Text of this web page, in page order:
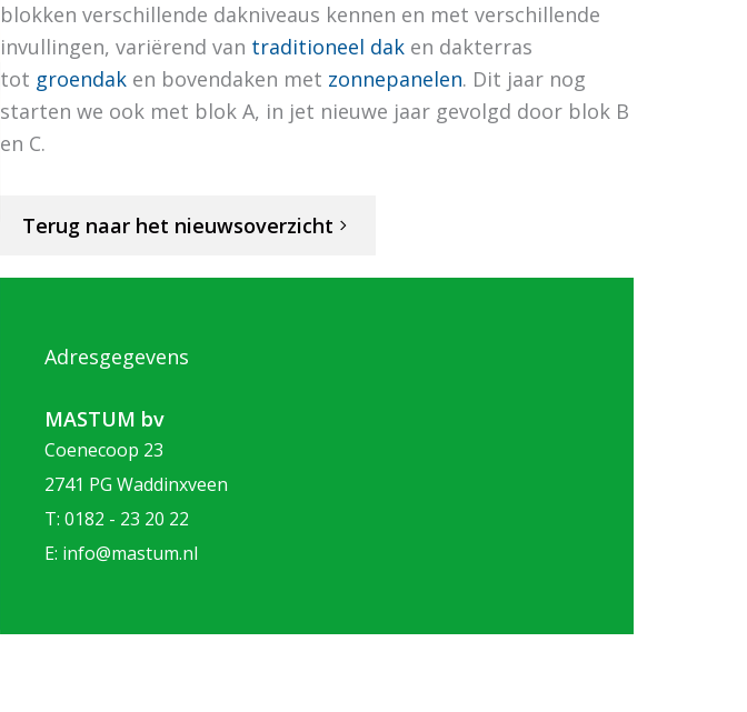
blokken verschillende dakniveaus kennen en met verschillende
invullingen, variërend van traditioneel dak en dakterras
tot groendak en bovendaken met zonnepanelen. Dit jaar nog
starten we ook met blok A, in jet nieuwe jaar gevolgd door blok B
en C.
Terug naar het nieuwsoverzicht
Adresgegevens
MASTUM bv
Coenecoop 23
2741 PG Waddinxveen
T: 0182 - 23 20 22
E: info@mastum.nl